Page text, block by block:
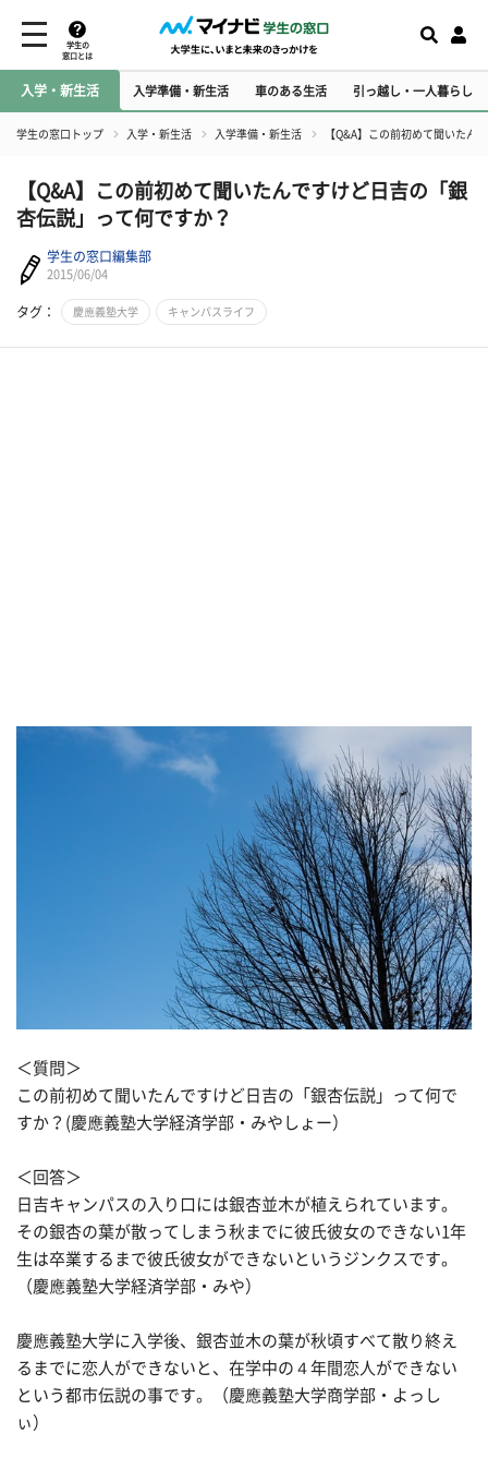
学生の
窓口とは
入学・新生活 入学準備・新生活 車のある生活 引っ越し・一人暮らし
学生の窓口トップ 入学・新生活 入学準備・新生活 【Q&A】この前初めて聞いたん
【Q&A】この前初めて聞いたんですけど日吉の「銀
杏伝説」って何ですか？
学生の窓口編集部
2015/06/04
タグ： 慶應義塾大学 キャンパスライフ
＜質問＞
この前初めて聞いたんですけど日吉の「銀杏伝説」って何で
すか？(慶應義塾大学経済学部・みやしょー）
＜回答＞
日吉キャンパスの入り口には銀杏並木が植えられています。
その銀杏の葉が散ってしまう秋までに彼氏彼女のできない1年
生は卒業するまで彼氏彼女ができないというジンクスです。
（慶應義塾大学経済学部・みや）
慶應義塾大学に入学後、銀杏並木の葉が秋頃すべて散り終え
るまでに恋人ができないと、在学中の４年間恋人ができない
という都市伝説の事です。（慶應義塾大学商学部・よっし
ぃ）